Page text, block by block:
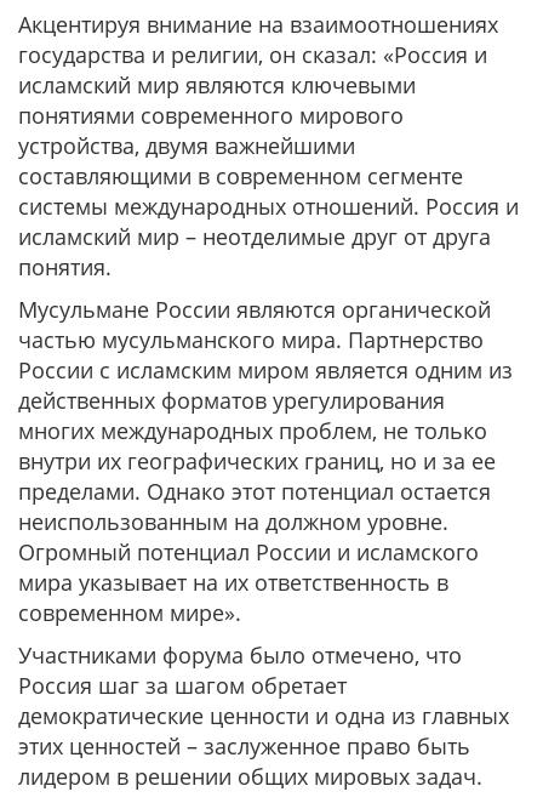
Акцентируя внимание на взаимоотношениях
государства и религии, он сказал: «Россия и
исламский мир являются ключевыми
понятиями современного мирового
устройства, двумя важнейшими
составляющими в современном сегменте
системы международных отношений. Россия и
исламский мир – неотделимые друг от друга
понятия.
Мусульмане России являются органической
частью мусульманского мира. Партнерство
России с исламским миром является одним из
действенных форматов урегулирования
многих международных проблем, не только
внутри их географических границ, но и за ее
пределами. Однако этот потенциал остается
неиспользованным на должном уровне.
Огромный потенциал России и исламского
мира указывает на их ответственность в
современном мире».
Участниками форума было отмечено, что
Россия шаг за шагом обретает
демократические ценности и одна из главных
этих ценностей – заслуженное право быть
лидером в решении общих мировых задач.